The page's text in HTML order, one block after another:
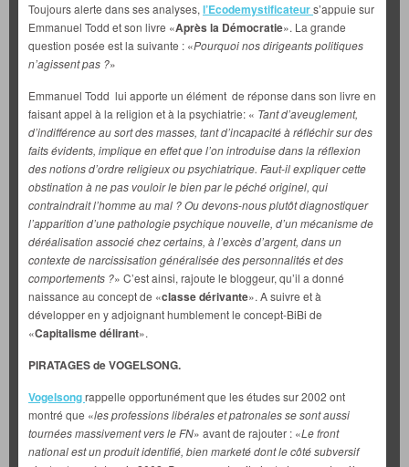
Toujours alerte dans ses analyses, l’Ecodemystificateurs’appuie sur
Emmanuel Todd etson livre «Après la Démocratie». La grande
question posée est la suivante : «Pourquoi nos dirigeants politiques
n’agissent pas ?»
Emmanuel Todd lui apporte un élément de réponse dans son livre en
faisant appel à la religion et à la psychiatrie: « Tant d’aveuglement,
d’indifférence au sort des masses, tant d’incapacité à réfléchir sur des
faits évidents, implique en effet que l’on introduise dans la réflexion
des notions d’ordre religieux ou psychiatrique. Faut-il expliquer cette
obstination à ne pas vouloir le bien par le péché originel, qui
contraindrait l’homme au mal ? Ou devons-nous plutôt diagnostiquer
l’apparition d’une pathologie psychique nouvelle, d’un mécanisme de
déréalisation associé chez certains, à l’excès d’argent, dans un
contexte de narcissisation généralisée des personnalités et des
comportements ?» C’est ainsi, rajoute le bloggeur, qu’il a donné
naissance au concept de «classe dérivante». A suivre et à
développer en y adjoignant humblement le concept-BiBi de
«Capitalisme délirant».
PIRATAGES de VOGELSONG.
Vogelsongrappelle opportunément que les études sur 2002 ont
montré que «les professions libérales et patronales se sont aussi
tournées massivement vers le FN» avant de rajouter : «Le front
national est un produit identifié, bien marketé dont le côté subversif